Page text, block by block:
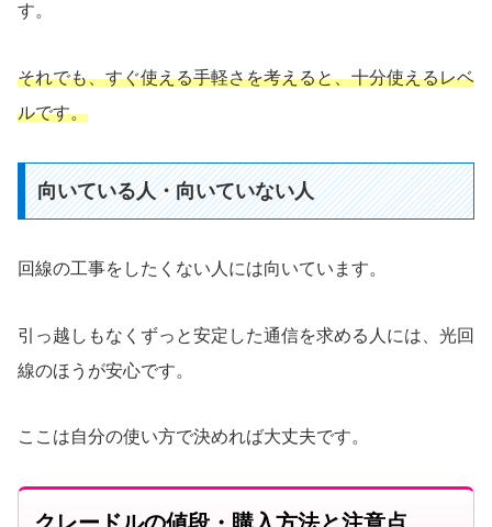
す。
それでも、すぐ使える手軽さを考えると、十分使えるレベ
ルです。
向いている人・向いていない人
回線の工事をしたくない人には向いています。
引っ越しもなくずっと安定した通信を求める人には、光回
線のほうが安心です。
ここは自分の使い方で決めれば大丈夫です。